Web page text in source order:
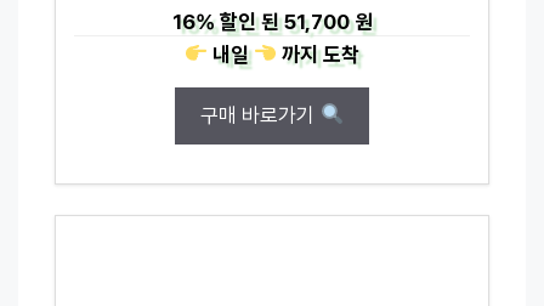
16%할인 된51,700 원
내일
까지도착
구매 바로가기